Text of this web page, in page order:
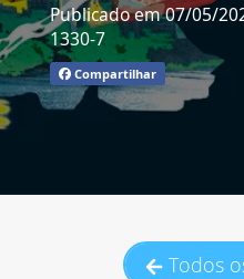
Publicado em 07/05/
1330-7
Compartilhar
Todos